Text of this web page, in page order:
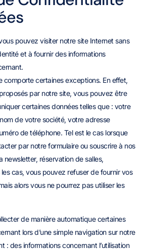
pouvez visiter notre site Internet sans
et à fournir des informations
comporte certaines exceptions. En effet,
par notre site, vous pouvez être
certaines données telles que : votre
de votre société, votre adresse
de téléphone. Tel est le cas lorsque
par notre formulaire ou souscrire à nos
newsletter, réservation de salles,
cas, vous pouvez refuser de fournir vos
alors vous ne pourrez pas utiliser les
de manière automatique certaines
lors d’une simple navigation sur notre
: des informations concernant l’utilisation